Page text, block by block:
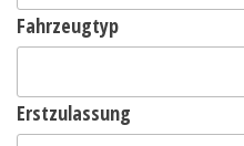
Fahrzeugtyp
Erstzulassung